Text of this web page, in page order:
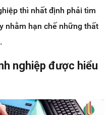
thì nhất định phải tìm
nhằm hạn chế những thất
nghiệp được hiểu